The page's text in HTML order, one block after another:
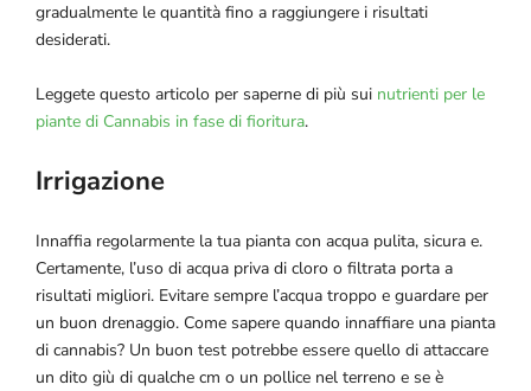
gradualmente le quantità fino a raggiungere i risultati
desiderati.
Leggete questo articolo per saperne di più sui nutrienti per le
piante di Cannabis in fase di fioritura.
Irrigazione
Innaffia regolarmente la tua pianta con acqua pulita, sicura e.
Certamente, l’uso di acqua priva di cloro o filtrata porta a
risultati migliori. Evitare sempre l’acqua troppo e guardare per
un buon drenaggio. Come sapere quando innaffiare una pianta
di cannabis? Un buon test potrebbe essere quello di attaccare
un dito giù di qualche cm o un pollice nel terreno e se è